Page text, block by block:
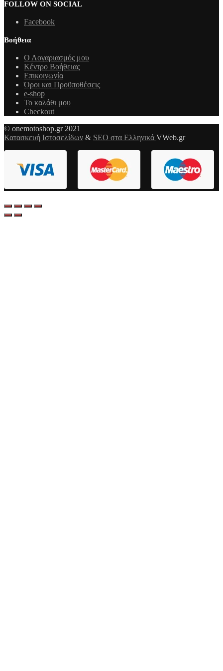
FOLLOW ON SOCIAL
Facebook
Βοήθεια
Ο Λογαριασμός μου
Κέντρο Βοήθειας
Επικοινωνία
Όροι και Προϋποθέσεις
e-shop
Το καλάθι μου
Checkout
© onemotoshop.gr 2021
Κατασκευή Ιστοσελίδων & SEO στα Ελληνικά VWeb.gr